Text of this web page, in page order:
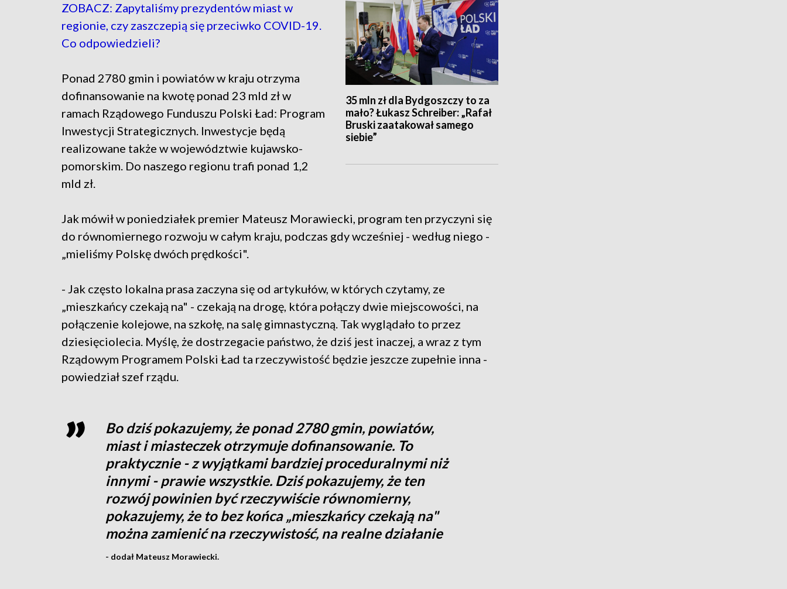
35 mln zł dla Bydgoszczy to za
mało? Łukasz Schreiber: „Rafał
Bruski zaatakował samego
siebie”
ZOBACZ: Zapytaliśmy prezydentów miast w
regionie, czy zaszczepią się przeciwko COVID-19.
Co odpowiedzieli?
Ponad 2780 gmin i powiatów w kraju otrzyma
dofinansowanie na kwotę ponad 23 mld zł w
ramach Rządowego Funduszu Polski Ład: Program
Inwestycji Strategicznych. Inwestycje będą
realizowane także w województwie kujawsko-
pomorskim. Do naszego regionu trafi ponad 1,2
mld zł.
Jak mówił w poniedziałek premier Mateusz Morawiecki, program ten przyczyni się
do równomiernego rozwoju w całym kraju, podczas gdy wcześniej - według niego -
„mieliśmy Polskę dwóch prędkości".
- Jak często lokalna prasa zaczyna się od artykułów, w których czytamy, ze
„mieszkańcy czekają na" - czekają na drogę, która połączy dwie miejscowości, na
połączenie kolejowe, na szkołę, na salę gimnastyczną. Tak wyglądało to przez
dziesięciolecia. Myślę, że dostrzegacie państwo, że dziś jest inaczej, a wraz z tym
Rządowym Programem Polski Ład ta rzeczywistość będzie jeszcze zupełnie inna -
powiedział szef rządu.
Bo dziś pokazujemy, że ponad 2780 gmin, powiatów,
miast i miasteczek otrzymuje dofinansowanie. To
praktycznie - z wyjątkami bardziej proceduralnymi niż
innymi - prawie wszystkie. Dziś pokazujemy, że ten
rozwój powinien być rzeczywiście równomierny,
pokazujemy, że to bez końca „mieszkańcy czekają na"
można zamienić na rzeczywistość, na realne działanie
- dodał Mateusz Morawiecki.